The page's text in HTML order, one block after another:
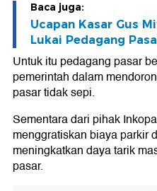
Baca juga:
Ucapan Kasar Gus
Lukai Pedagang
Untuk itu pedagang pasar
pemerintah dalam
pasar tidak sepi.
Sementara dari pihak
menggratiskan biaya parkir
meningkatkan daya tarik
pasar.